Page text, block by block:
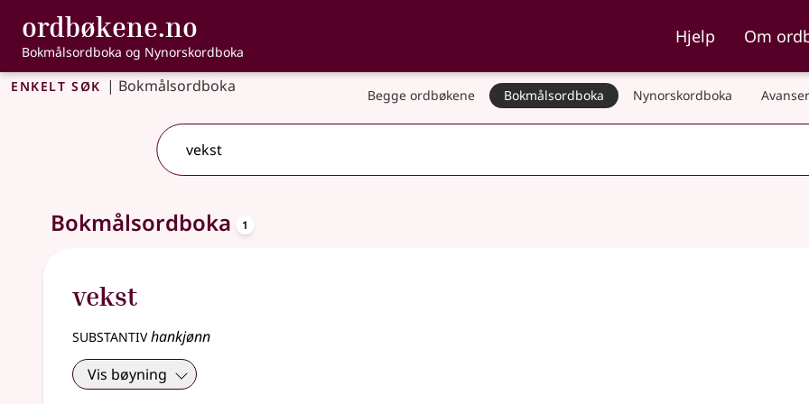
Gå til hovudinnhald
Tilgjenge
ordbøkene.no , Bokmålsordboka og Nynorskordboka
Bokmålsordboka og Nynorskordboka
Hjelp Om
Enkelt søk | Bokmålsordboka Begge ordbøkene Bokmålsordboka Nynorskordboka
Eitt treff.Ytterlegare søkjeforslag tilgjengelege
Bokmålsordboka 1
vekst
substantivhankjønn
Vis bøyning